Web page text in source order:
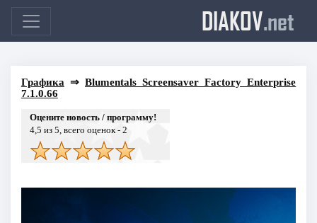
DIAKOV.net
Графика ⇒ Blumentals Screensaver Factory Enterprise
7.1.0.66
Оцените новость / программу!
4,5 из 5, всего оценок - 2